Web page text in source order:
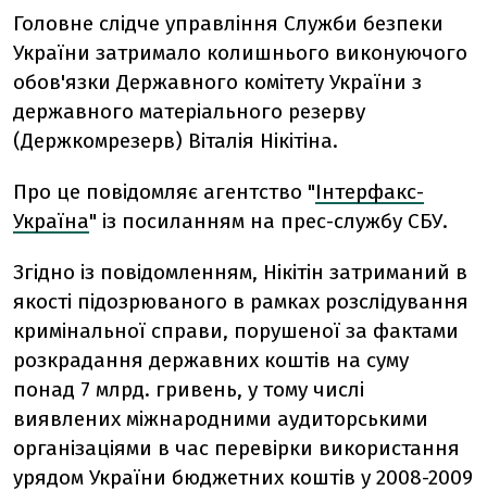
Головне слідче управління Служби безпеки
України затримало колишнього виконуючого
обов'язки Державного комітету України з
державного матеріального резерву
(Держкомрезерв) Віталія Нікітіна.
Про це повідомляє агентство "Інтерфакс-
Україна" із посиланням на прес-службу СБУ.
Згідно із повідомленням, Нікітін затриманий в
якості підозрюваного в рамках розслідування
кримінальної справи, порушеної за фактами
розкрадання державних коштів на суму
понад 7 млрд. гривень, у тому числі
виявлених міжнародними аудиторськими
організаціями в час перевірки використання
урядом України бюджетних коштів у 2008-2009